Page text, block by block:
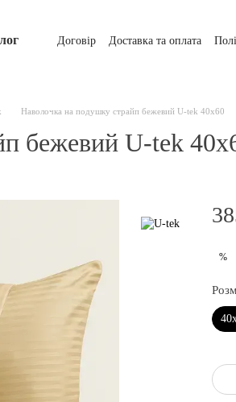
Договір Доставка та оплата
Наволочка на подушку страйп бежевий U-tek 40х60
бежевий U-tek
%